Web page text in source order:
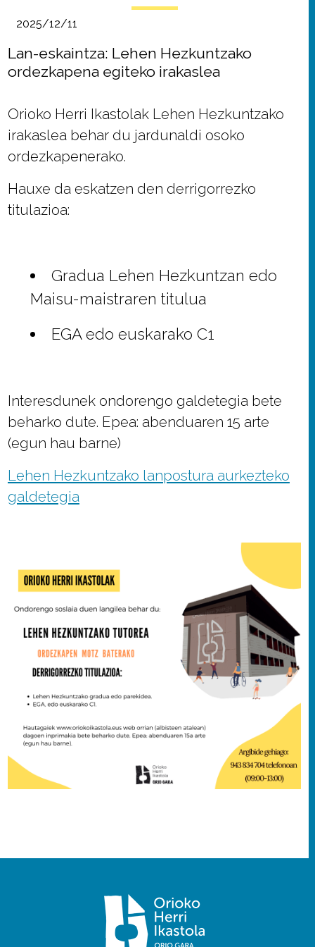
2025/12/11
Lan-eskaintza: Lehen Hezkuntzako
ordezkapena egiteko irakaslea
Orioko Herri Ikastolak Lehen Hezkuntzako
irakaslea behar du jardunaldi osoko
ordezkapenerako.
Hauxe da eskatzen den derrigorrezko
titulazioa:
Gradua Lehen Hezkuntzan edo
Maisu-maistraren titulua
EGA edo euskarako C1
Interesdunek ondorengo galdetegia bete
beharko dute. Epea: abenduaren 15 arte
(egun hau barne)
Lehen Hezkuntzako lanpostura aurkezteko
galdetegia